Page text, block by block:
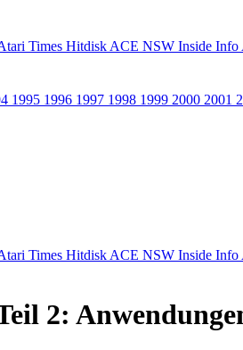
Times Hitdisk ACE NSW Inside Info
1995 1996 1997 1998 1999 2000 2001
Times Hitdisk ACE NSW Inside Info
2: